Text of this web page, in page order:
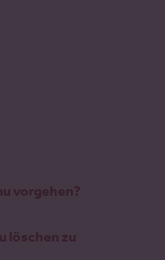
vorgehen?
löschen zu